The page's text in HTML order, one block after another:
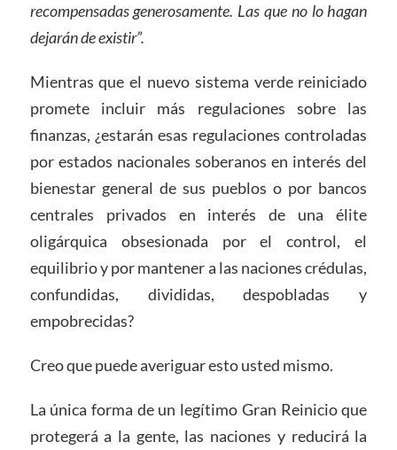
recompensadas generosamente. Las que no lo hagan
dejarán de existir”.
Mientras que el nuevo sistema verde reiniciado
promete incluir más regulaciones sobre las
finanzas, ¿estarán esas regulaciones controladas
por estados nacionales soberanos en interés del
bienestar general de sus pueblos o por bancos
centrales privados en interés de una élite
oligárquica obsesionada por el control, el
equilibrio y por mantener a las naciones crédulas,
confundidas, divididas, despobladas y
empobrecidas?
Creo que puede averiguar esto usted mismo.
La única forma de un legítimo Gran Reinicio que
protegerá a la gente, las naciones y reducirá la